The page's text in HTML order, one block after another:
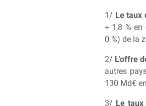
1/ Le taux
+ 1,8 % en
0 %) de la
2/ L’offre
autres
130 Md€
3/ Le taux